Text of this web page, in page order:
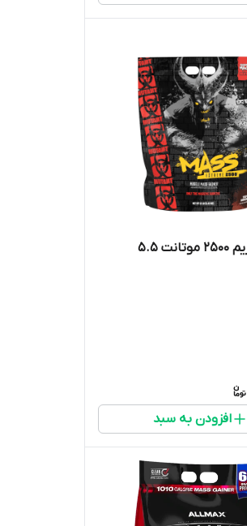
مس اکستریم ۲۵۰۰ موتانت 5.۵
افزودن به سبد